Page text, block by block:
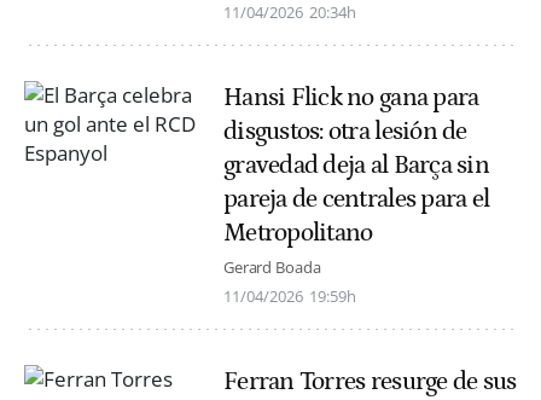
11/04/2026 20:34h
Hansi Flick no gana para
disgustos: otra lesión de
gravedad deja al Barça sin
pareja de centrales para el
Metropolitano
Gerard Boada
11/04/2026 19:59h
Ferran Torres resurge de sus